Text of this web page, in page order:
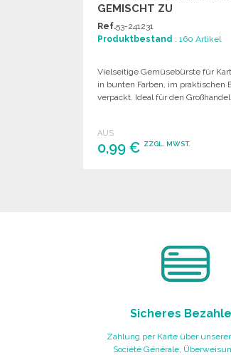
GEMISCHT ZU
GROSSHANDELSPREISEN
Ref.53-241231
Produktbestand : 160 Artikel
Vielseitige Gemüsebürste für
in bunten Farben, im praktischen
verpackt. Ideal für den Großhandel.
AUS
0,99 € ZZGL. MWST.
Sicheres
Zahlung per Karte über
Société Générale,